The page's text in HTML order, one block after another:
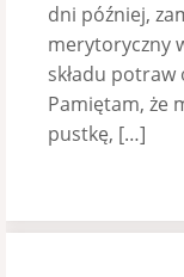
dni później,
merytoryczny
składu potraw
Pamiętam, że
pustkę, […]